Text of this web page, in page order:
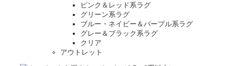
ピンク＆レッド系ラグ
グリーン系ラグ
ブルー・ネイビー＆パープル系ラグ
グレー＆ブラック系ラグ
クリア
アウトレット